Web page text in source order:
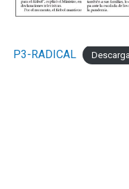
Los cambios
en el pase en el pase
movió el banco para
P3-RADICAL Descarga